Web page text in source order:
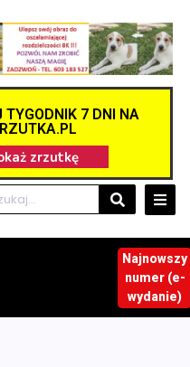
TYGODNIK 7 DNI NA
Najnowszy
numer (e-
wydanie)